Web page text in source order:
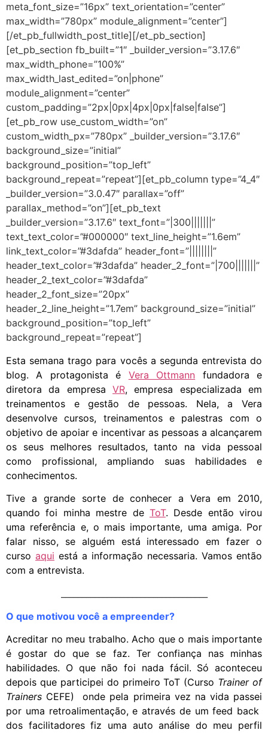
meta_font_size=”16px” text_orientation=”center”
max_width=”780px” module_alignment=”center”]
[/et_pb_fullwidth_post_title][/et_pb_section]
[et_pb_section fb_built=”1″ _builder_version=”3.17.6″
max_width_phone=”100%”
max_width_last_edited=”on|phone”
module_alignment=”center”
custom_padding=”2px|0px|4px|0px|false|false”]
[et_pb_row use_custom_width=”on”
custom_width_px=”780px” _builder_version=”3.17.6″
background_size=”initial”
background_position=”top_left”
background_repeat=”repeat”][et_pb_column type=”4_4″
_builder_version=”3.0.47″ parallax=”off”
parallax_method=”on”][et_pb_text
_builder_version=”3.17.6″ text_font=”|300|||||||”
text_text_color=”#000000″ text_line_height=”1.6em”
link_text_color=”#3dafda” header_font=”||||||||”
header_text_color=”#3dafda” header_2_font=”|700|||||||”
header_2_text_color=”#3dafda”
header_2_font_size=”20px”
header_2_line_height=”1.7em” background_size=”initial”
background_position=”top_left”
background_repeat=”repeat”]
Esta semana trago para vocês a segunda entrevista do
blog. A protagonista é
Vera Ottmann
fundadora e
diretora da empresa
VR, empresa especializada em
treinamentos e gestão de pessoas. Nela, a Vera
desenvolve cursos, treinamentos e palestras com o
objetivo de apoiar e incentivar as pessoas a alcançarem
os seus melhores resultados, tanto na vida pessoal
como profissional, ampliando suas habilidades e
conhecimentos.
Tive a grande sorte de conhecer a Vera em 2010,
quando foi minha mestre de ToT. Desde então virou
uma referência e, o mais importante, uma amiga. Por
falar nisso, se alguém está interessado em fazer o
curso aqui está a informação necessaria. Vamos então
com a entrevista.
O que motivou você a empreender?
Acreditar no meu trabalho. Acho que o mais importante
é gostar do que se faz. Ter confiança nas minhas
habilidades. O que não foi nada fácil. Só aconteceu
depois que participei do primeiro ToT (Curso Trainer of
Trainers CEFE) onde pela primeira vez na vida passei
por uma retroalimentação, e através de um feed back
dos facilitadores fiz uma auto análise do meu perfil